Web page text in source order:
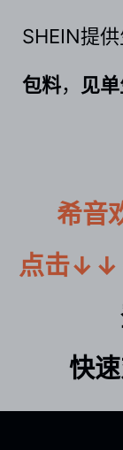
SHEIN提
包料， 见
希音
点击
快